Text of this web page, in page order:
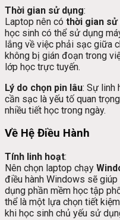
Thời gian sử dụng:
Laptop nên có thời gian sử
học sinh có thể sử dụng
lắng về việc phải sạc giữa
không bị gián đoạn trong
lớp học trực tuyến.
Lý do chọn pin lâu: Sự linh
cần sạc là yếu tố quan
nhiều tiết học trong ngày.
Về Hệ Điều Hành
Tính linh hoạt:
Nên chọn laptop chạy
điều hành Windows sẽ
dụng phần mềm học tập
thể là một lựa chọn tiết
khi học sinh chủ yếu sử